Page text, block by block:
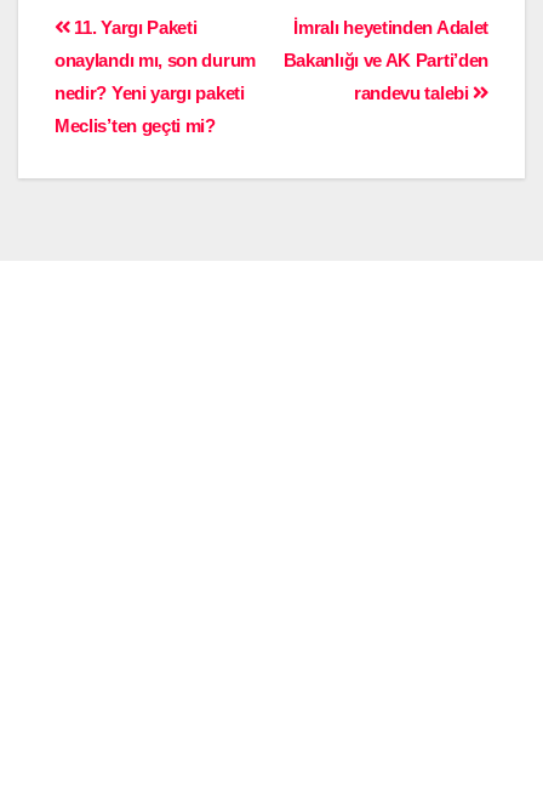
İmralı heyetinden Adalet
Bakanlığı ve AK Parti’den
randevu talebi
11. Yargı Paketi
onaylandı mı, son durum
nedir? Yeni yargı paketi
Meclis’ten geçti mi?